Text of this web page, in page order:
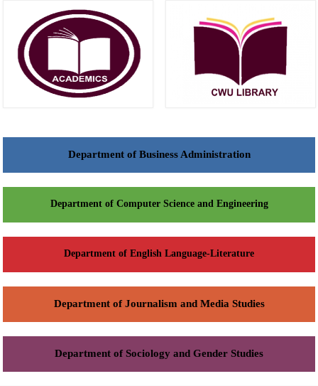
Department of Business Administration
Department of Computer Science and Engineering
Department of English Language-Literature
Department of Journalism and Media Studies
Department of Sociology and Gender Studies